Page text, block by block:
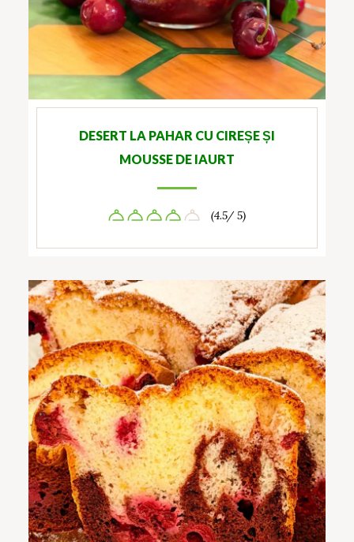
DESERT LA PAHAR CU CIREȘE ȘI
MOUSSE DE IAURT
(4.5/ 5)